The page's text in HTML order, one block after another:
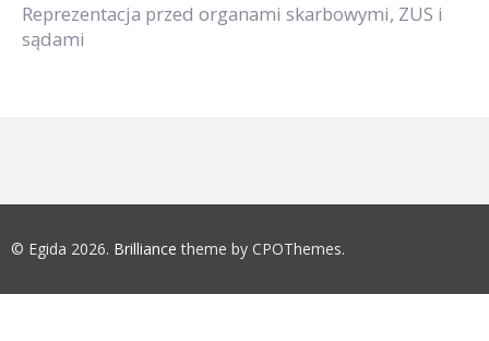
Reprezentacja przed organami skarbowymi, ZUS i
sądami
© Egida 2026. Brilliance theme by CPOThemes.